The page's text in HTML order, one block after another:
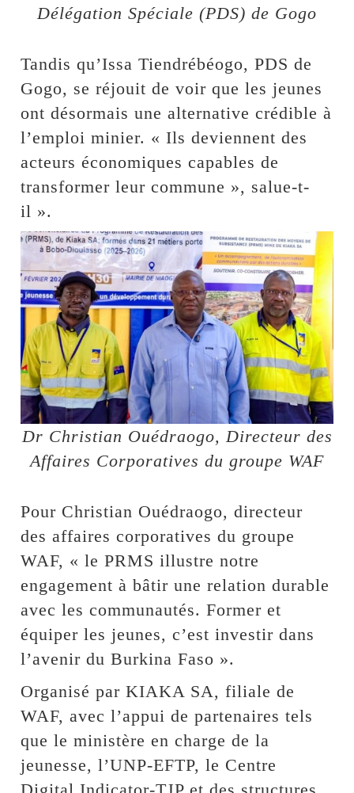
Délégation Spéciale (PDS) de Gogo
Tandis qu’Issa Tiendrébéogo, PDS de
Gogo, se réjouit de voir que les jeunes
ont désormais une alternative crédible à
l’emploi minier. « Ils deviennent des
acteurs économiques capables de
transformer leur commune », salue-t-
il ».
Dr Christian Ouédraogo, Directeur des
Affaires Corporatives du groupe WAF
Pour Christian Ouédraogo, directeur
des affaires corporatives du groupe
WAF, « le PRMS illustre notre
engagement à bâtir une relation durable
avec les communautés. Former et
équiper les jeunes, c’est investir dans
l’avenir du Burkina Faso ».
Organisé par KIAKA SA, filiale de
WAF, avec l’appui de partenaires tels
que le ministère en charge de la
jeunesse, l’UNP-EFTP, le Centre